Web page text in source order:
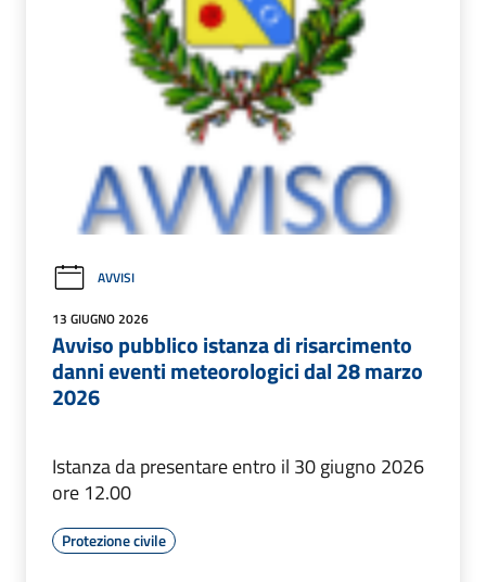
AVVISI
13 GIUGNO 2026
Avviso pubblico istanza di risarcimento
danni eventi meteorologici dal 28 marzo
2026
Istanza da presentare entro il 30 giugno 2026
ore 12.00
Protezione civile